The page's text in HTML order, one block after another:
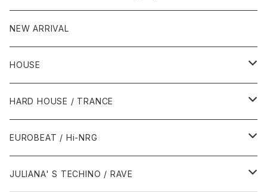
NEW ARRIVAL
HOUSE
1980年代
1987年・以前
1988年
1990年代
1990年
2000年代
HARD HOUSE / TRANCE
1990年代
1994年・以前
2000年代
EUROBEAT / Hi-NRG
1980年代
JULIANA' S TECHINO / RAVE